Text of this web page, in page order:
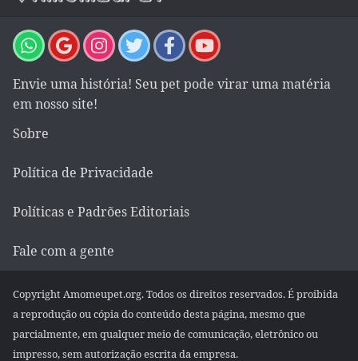
Envie uma história! Seu pet pode virar uma matéria
em nosso site!
Sobre
Política de Privacidade
Políticas e Padrões Editoriais
Fale com a gente
Copyright Amomeupet.org. Todos os direitos reservados. É proibida
a reprodução ou cópia do conteúdo desta página, mesmo que
parcialmente, em qualquer meio de comunicação, eletrônico ou
impresso, sem autorização escrita da empresa.